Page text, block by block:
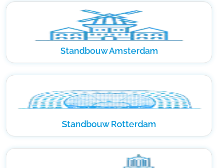
Standbouw Amsterdam
Standbouw Rotterdam